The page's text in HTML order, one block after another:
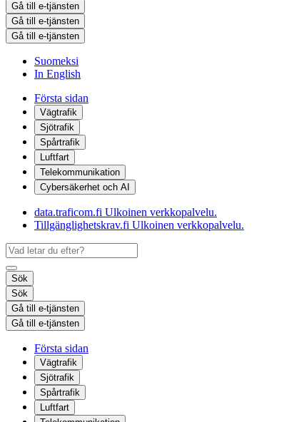
Gå till e-tjänsten
Gå till e-tjänsten
Gå till e-tjänsten
Suomeksi
In English
Första sidan
Vägtrafik
Sjötrafik
Spårtrafik
Luftfart
Telekommunikation
Cybersäkerhet och AI
data.traficom.fi Ulkoinen verkkopalvelu.
Tillgänglighetskrav.fi Ulkoinen verkkopalvelu.
Sök
Sök
Gå till e-tjänsten
Gå till e-tjänsten
Första sidan
Vägtrafik
Sjötrafik
Spårtrafik
Luftfart